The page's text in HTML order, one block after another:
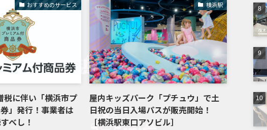
おすすめのサービス
税に伴い「横浜市プ
」発行！事業者は
べし！
横浜駅
屋内キッズパーク「プチュウ」で土
日祝の当日入場パスが販売開始！
［横浜駅東口アソビル］